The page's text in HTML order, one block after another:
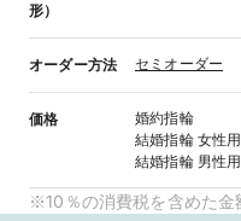
形）
オーダー方法 セミオーダー
価格 婚約指輪
結婚指輪 女性用
結婚指輪 男性用
※10％の消費税を含めた金